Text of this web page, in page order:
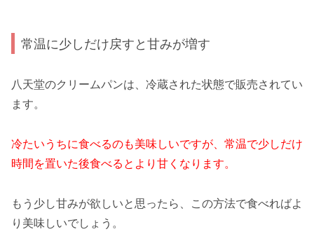
常温に少しだけ戻すと甘みが増す
八天堂のクリームパンは、冷蔵された状態で販売されてい
ます。
冷たいうちに食べるのも美味しいですが、常温で少しだけ
時間を置いた後食べるとより甘くなります。
もう少し甘みが欲しいと思ったら、この方法で食べればよ
り美味しいでしょう。